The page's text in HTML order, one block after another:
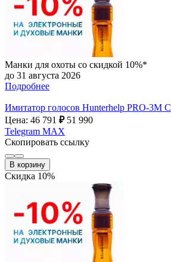
Манки для охоты со скидкой 10%*
до 31 августа 2026
Подробнее
Имитатор голосов Hunterhelp PRO-3М
Цена: 46 791 ₽ 51 990
Telegram MAX
Скопировать ссылку
В корзину
Скидка 10%